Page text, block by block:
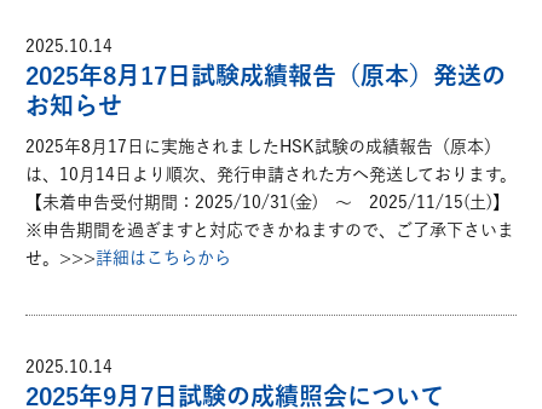
2025.10.14
2025年8月17日試験成績報告（原本）発送の
お知らせ
2025年8月17日に実施されましたHSK試験の成績報告（原本）
は、10月14日より順次、発行申請された方へ発送しております。
【未着申告受付期間：2025/10/31(金) ～ 2025/11/15(土)】
※申告期間を過ぎますと対応できかねますので、ご了承下さいま
せ。>>>詳細はこちらから
2025.10.14
2025年9月7日試験の成績照会について